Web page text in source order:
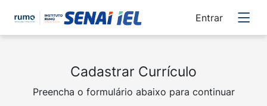
Entrar
Cadastrar Currículo
Preencha o formulário abaixo para continuar